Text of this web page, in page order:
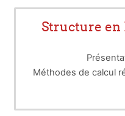
Structure en
Méthodes de calcul